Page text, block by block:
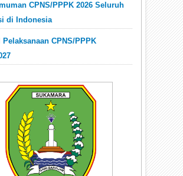
CPNS/PPPK 2026 Seluruh
di Indonesia
Pelaksanaan CPNS/PPPK